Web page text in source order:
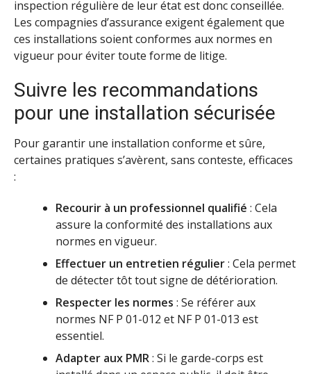
inspection régulière de leur état est donc conseillée.
Les compagnies d’assurance exigent également que
ces installations soient conformes aux normes en
vigueur pour éviter toute forme de litige.
Suivre les recommandations
pour une installation sécurisée
Pour garantir une installation conforme et sûre,
certaines pratiques s’avèrent, sans conteste, efficaces
:
Recourir à un professionnel qualifié : Cela
assure la conformité des installations aux
normes en vigueur.
Effectuer un entretien régulier: Cela permet
de détecter tôt tout signe de détérioration.
Respecter les normes : Se référer aux
normes NF P 01-012 et NF P 01-013 est
essentiel.
Adapter aux PMR: Si le garde-corps est